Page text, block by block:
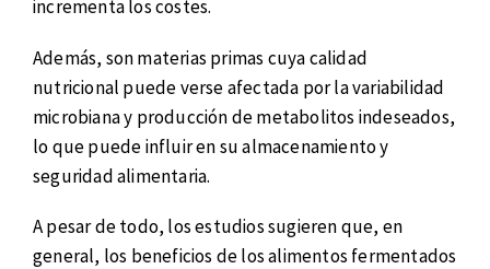
incrementa los costes.
Además, son materias primas cuya calidad
nutricional puede verse afectada por la variabilidad
microbiana y producción de metabolitos indeseados,
lo que puede influir en su almacenamiento y
seguridad alimentaria.
A pesar de todo, los estudios sugieren que, en
general, los beneficios de los alimentos fermentados